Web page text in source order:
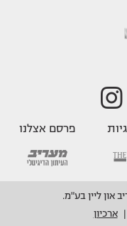
פרסם אצלנו
ארכיון